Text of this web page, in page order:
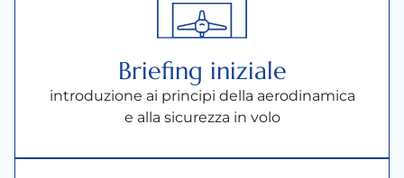
Briefing iniziale
introduzione ai principi della aerodinamica
e alla sicurezza in volo